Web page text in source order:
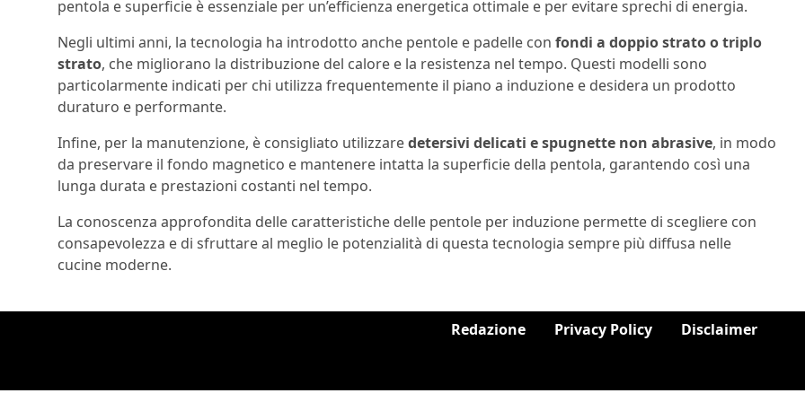
pentola e superficie è essenziale per un’efficienza energetica ottimale e per evitare sprechi di energia.
Negli ultimi anni, la tecnologia ha introdotto anche pentole e padelle con fondi a doppio strato o triplo
strato, che migliorano la distribuzione del calore e la resistenza nel tempo. Questi modelli sono
particolarmente indicati per chi utilizza frequentemente il piano a induzione e desidera un prodotto
duraturo e performante.
Infine, per la manutenzione, è consigliato utilizzaredetersivi delicati e spugnette non abrasive, in modo
da preservare il fondo magnetico e mantenere intatta la superficie della pentola, garantendo così una
lunga durata e prestazioni costanti nel tempo.
La conoscenza approfondita delle caratteristiche delle pentole per induzione permette di scegliere con
consapevolezza e di sfruttare al meglio le potenzialità di questa tecnologia sempre più diffusa nelle
cucine moderne.
Redazione Privacy Policy Disclaimer